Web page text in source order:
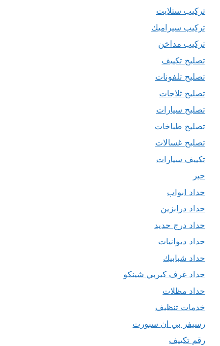
تركيب ستلايت
تركيب سيراميك
تركيب مداخن
تصليح تكييف
تصليح تلفونات
تصليح ثلاجات
تصليح سيارات
تصليح طباخات
تصليح غسالات
تكييف سيارات
حبر
حداد ابواب
حداد درابزين
حداد درج حديد
حداد ديوانيات
حداد شبابيك
حداد غرف كيربي شينكو
حداد مظلات
خدمات تنظيف
رسيفر بي ان سبورت
رقم تكييف